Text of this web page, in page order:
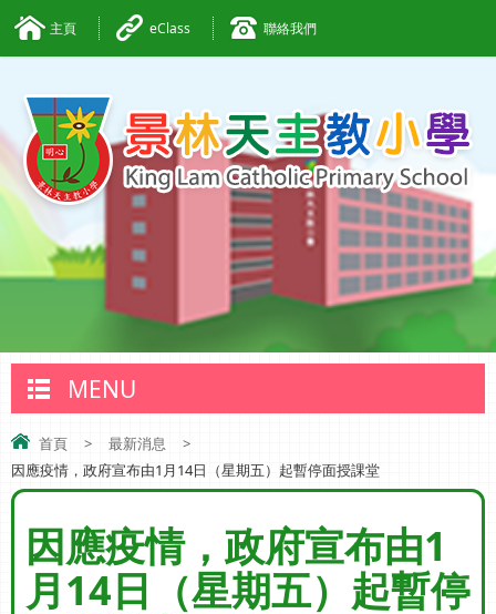
主頁 eClass 聯絡我們
MENU
首頁 > 最新消息
>
因應疫情，政府宣布由1月14日（星期五）起暫停面授課堂
因應疫情，政府宣布由1
月14日（星期五）起暫停